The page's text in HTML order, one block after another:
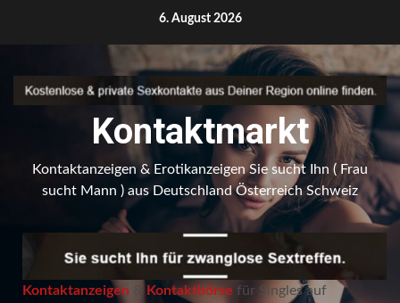
6. August 2026
Kontaktmarkt
Kontaktanzeigen & Erotikanzeigen Sie sucht Ihn ( Frau
sucht Mann ) aus Deutschland Österreich Schweiz
Kontaktanzeigen & Kontaktbörse für Singles auf